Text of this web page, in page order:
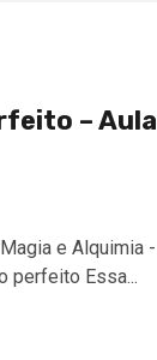
– Aula
e Alquimia -
perfeito Essa...